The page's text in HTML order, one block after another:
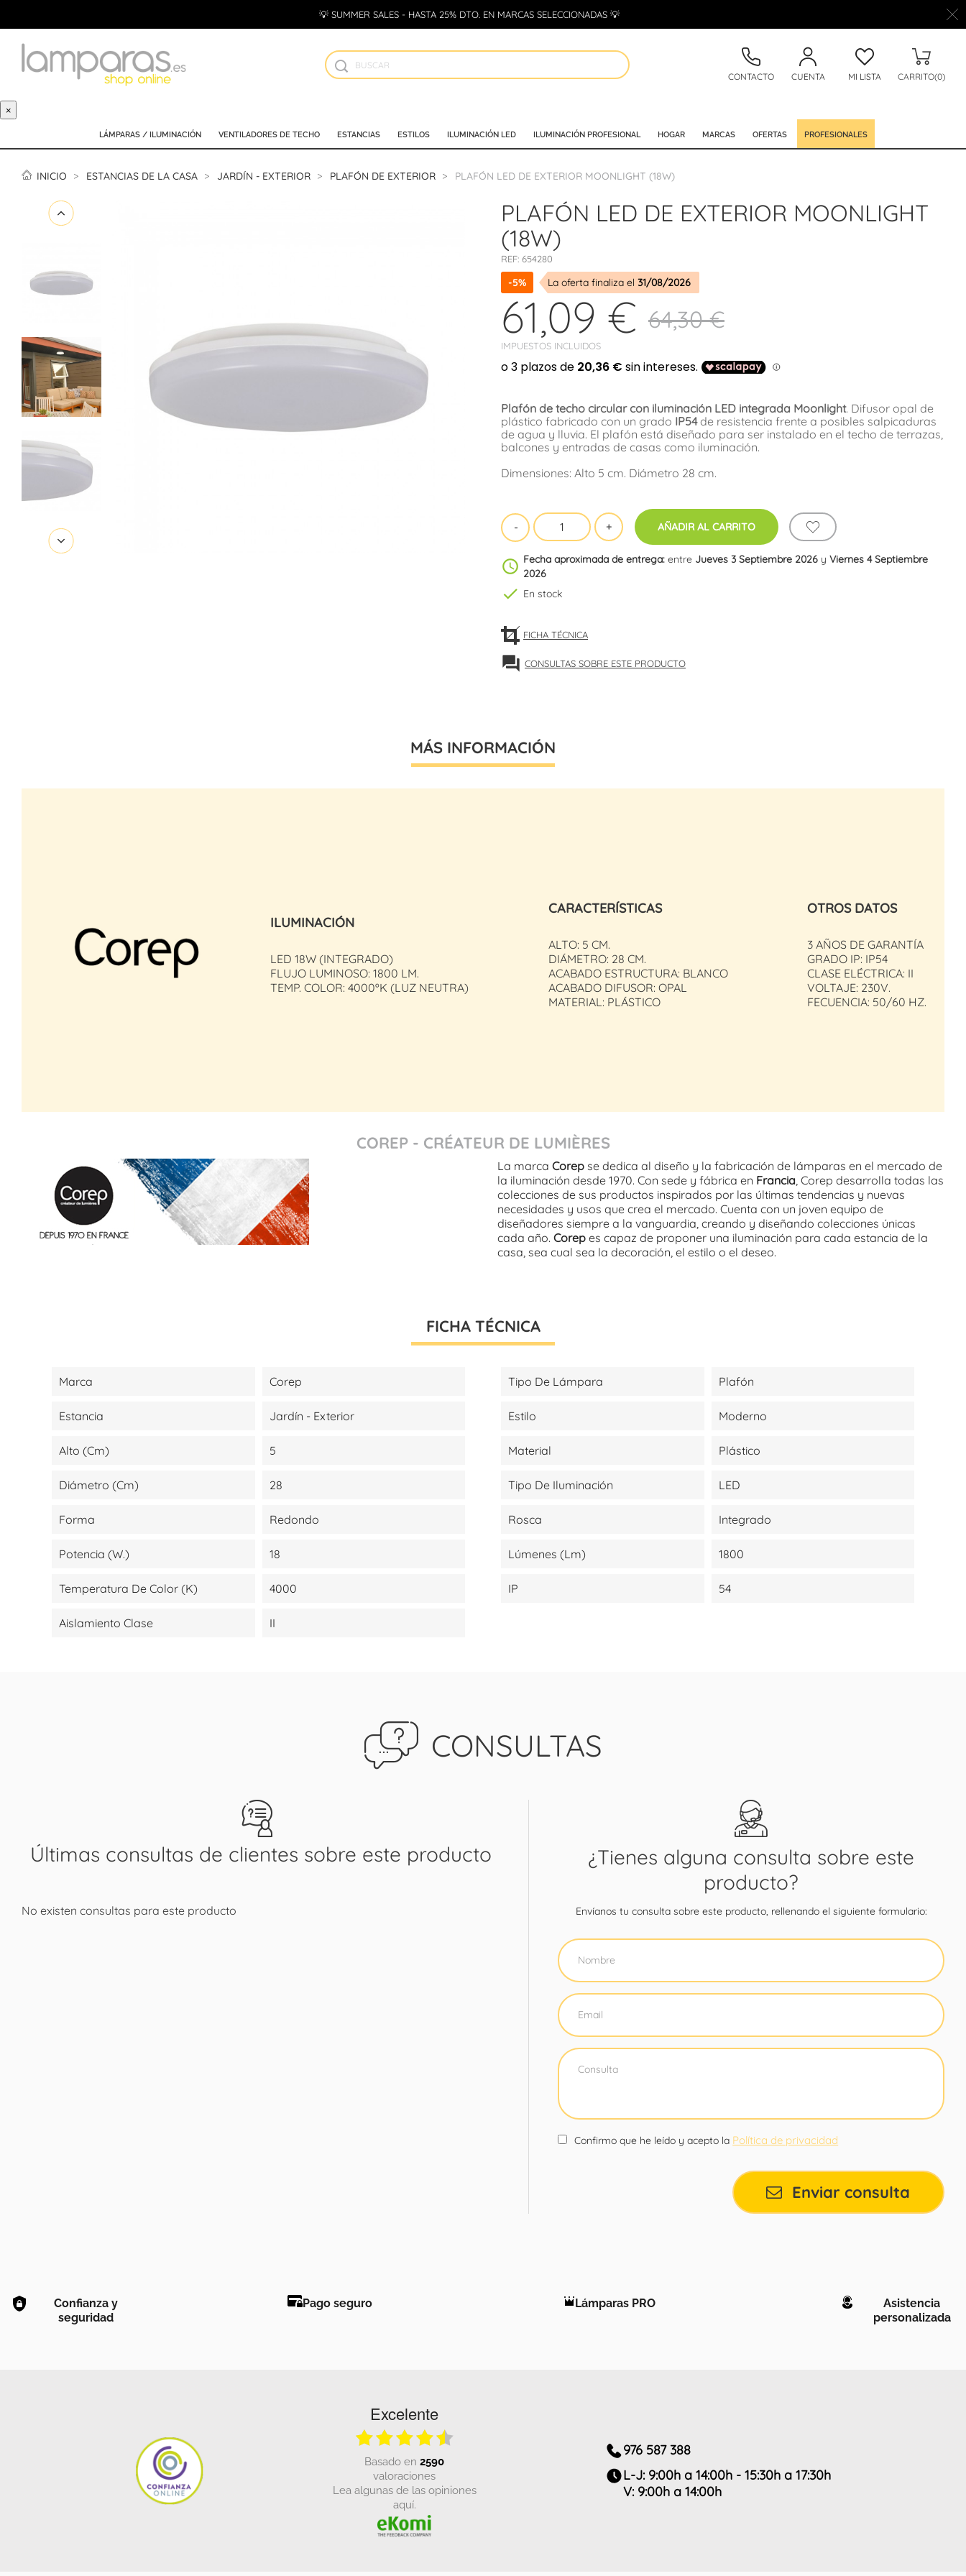
💡 SUMMER SALES - HASTA 25% DTO. EN MARCAS SELECCIONADAS 💡
CONTACTO CUENTA MI LISTA CARRITO(0)
×
LÁMPARAS / ILUMINACIÓN VENTILADORES DE TECHO ESTANCIAS ESTILOS ILUMINACIÓN LED ILUMINACIÓN PROFESIONAL HOGAR MARCAS OFERTAS PROFESIONALES
INICIO ESTANCIAS DE LA CASA JARDÍN - EXTERIOR PLAFÓN DE EXTERIOR PLAFÓN LED DE EXTERIOR MOONLIGHT (18W)
PLAFÓN LED DE EXTERIOR MOONLIGHT
(18W)
REF: 654280
-5% La oferta finaliza el 31/08/2026
61,09 €
IMPUESTOS INCLUIDOS
64,30 €
Plafón de techo circular con iluminación LED integrada Moonlight. Difusor opal de
plástico fabricado con un grado IP54de resistencia frente a posibles salpicaduras
de agua y lluvia. El plafón está diseñado para ser instalado en el techo de terrazas,
balcones y entradas de casas como iluminación.
Dimensiones: Alto 5 cm. Diámetro 28 cm.
AÑADIR AL CARRITO
schedule Fecha aproximada de entrega: entre Jueves 3 Septiembre 2026 y Viernes 4 Septiembre
2026
check En stock
FICHA TÉCNICA
forum CONSULTAS SOBRE ESTE PRODUCTO
MÁS INFORMACIÓN
ILUMINACIÓN
LED 18W (INTEGRADO)
FLUJO LUMINOSO: 1800 LM.
TEMP. COLOR: 4000ºK (LUZ NEUTRA)
CARACTERÍSTICAS
ALTO: 5 CM.
DIÁMETRO: 28 CM.
ACABADO ESTRUCTURA: BLANCO
ACABADO DIFUSOR: OPAL
MATERIAL: PLÁSTICO
OTROS DATOS
3 AÑOS DE GARANTÍA
GRADO IP: IP54
CLASE ELÉCTRICA: II
VOLTAJE: 230V.
FECUENCIA: 50/60 HZ.
COREP - CRÉATEUR DE LUMIÈRES
La marca Corep se dedica al diseño y la fabricación de lámparas en el mercado de
la iluminación desde 1970. Con sede y fábrica en Francia, Corep desarrolla todas las
colecciones de sus productos inspirados por las últimas tendencias y nuevas
necesidades y usos que crea el mercado. Cuenta con un joven equipo de
diseñadores siempre a la vanguardia, creando y diseñando colecciones únicas
cada año. Corep es capaz de proponer una iluminación para cada estancia de la
casa, sea cual sea la decoración, el estilo o el deseo.
FICHA TÉCNICA
Marca Corep Tipo De Lámpara Plafón
Estancia Jardín - Exterior Estilo Moderno
Alto (cm) 5 Material Plástico
Diámetro (cm) 28 Tipo De Iluminación LED
Forma Redondo Rosca Integrado
Potencia (W.) 18 Lúmenes (lm) 1800
Temperatura De Color (K) 4000 IP 54
Aislamiento Clase II
CONSULTAS
Últimas consultas de clientes sobre este producto
No existen consultas para este producto
¿Tienes alguna consulta sobre este
producto?
Envíanos tu consulta sobre este producto, rellenando el siguiente formulario:
Confirmo que he leído y acepto la Política de privacidad
Enviar consulta
Confianza y
seguridad
Pago seguro Lámparas PRO
Asistencia
personalizada
Excelente
basado en 2590
valoraciones
Lea algunas de las opiniones
aquí.
976 587 388
L-J: 9:00h a 14:00h - 15:30h a 17:30h
V: 9:00h a 14:00h